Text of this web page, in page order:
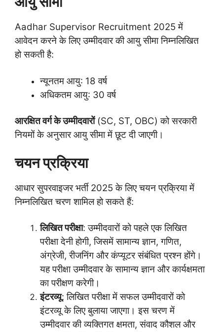
Aadhar Supervisor Recruitment 2025 में
आवेदन करने के लिए उम्मीदवार की आयु सीमा निम्नलिखित
हो सकती है:
न्यूनतम आयु: 18 वर्ष
अधिकतम आयु: 30 वर्ष
आरक्षित वर्ग के उम्मीदवारों(SC, ST, OBC) को सरकारी
नियमों के अनुसार आयु सीमा में छूट दी जाएगी।
चयन प्रक्रिया
आधार सुपरवाइजर भर्ती 2025 के लिए चयन प्रक्रिया में
निम्नलिखित चरण शामिल हो सकते हैं:
लिखित परीक्षा: उम्मीदवारों को पहले एक लिखित
परीक्षा देनी होगी, जिसमें सामान्य ज्ञान, गणित,
अंग्रेजी, रीजनिंग और कंप्यूटर संबंधित प्रश्न होंगे।
यह परीक्षा उम्मीदवार के सामान्य ज्ञान और कार्यक्षमता
का परीक्षण करेगी।
इंटरव्यू: लिखित परीक्षा में सफल उम्मीदवारों को
इंटरव्यू के लिए बुलाया जाएगा। इस चरण में
उम्मीदवार की व्यक्तिगत क्षमता, संवाद कौशल और